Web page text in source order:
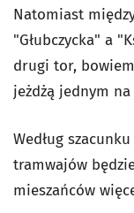
Natomiast
"Głubczycka" a
drugi tor,
jeżdżą jednym
Według
tramwajów
mieszańców